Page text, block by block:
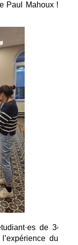
Paul Mahoux !
de 3è
du